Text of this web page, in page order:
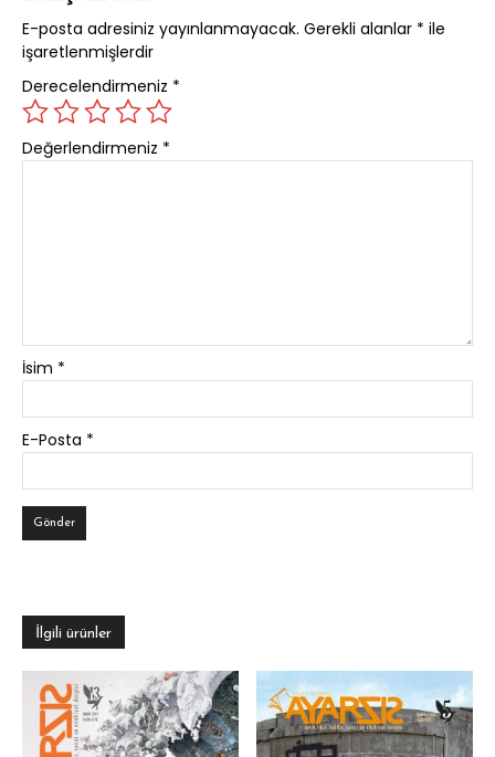
E-posta adresiniz yayınlanmayacak. Gerekli alanlar * ile
işaretlenmişlerdir
Derecelendirmeniz *
Değerlendirmeniz *
İsim *
E-Posta *
İlgili ürünler